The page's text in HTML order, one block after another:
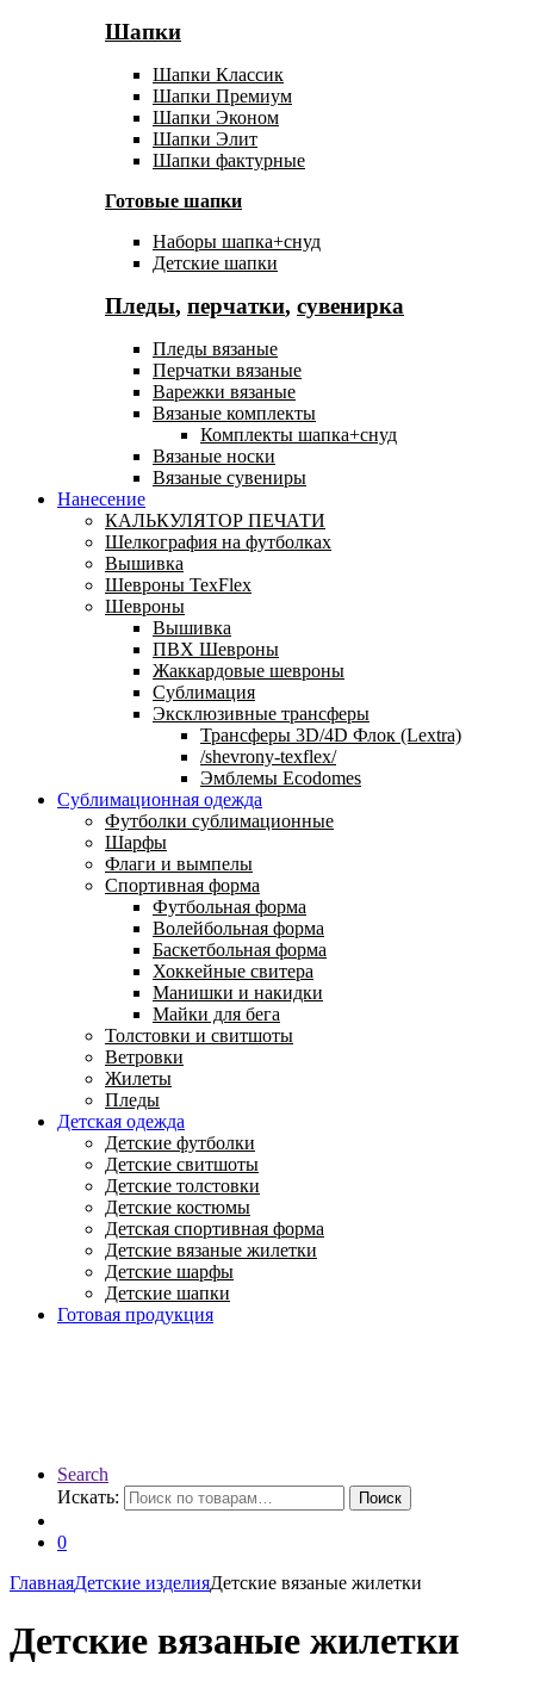
Шапки
Шапки Классик
Шапки Премиум
Шапки Эконом
Шапки Элит
Шапки фактурные
Готовые шапки
Наборы шапка+снуд
Детские шапки
Пледы, перчатки, сувенирка
Пледы вязаные
Перчатки вязаные
Варежки вязаные
Вязаные комплекты
Комплекты шапка+снуд
Вязаные носки
Вязаные сувениры
Нанесение
КАЛЬКУЛЯТОР ПЕЧАТИ
Шелкография на футболках
Вышивка
Шевроны TexFlex
Шевроны
Вышивка
ПВХ Шевроны
Жаккардовые шевроны
Сублимация
Эксклюзивные трансферы
Трансферы 3D/4D Флок (Lextra)
/shevrony-texflex/
Эмблемы Ecodomes
Сублимационная одежда
Футболки сублимационные
Шарфы
Флаги и вымпелы
Спортивная форма
Футбольная форма
Волейбольная форма
Баскетбольная форма
Хоккейные свитера
Манишки и накидки
Майки для бега
Толстовки и свитшоты
Ветровки
Жилеты
Пледы
Детская одежда
Детские футболки
Детские свитшоты
Детские толстовки
Детские костюмы
Детская спортивная форма
Детские вязаные жилетки
Детские шарфы
Детские шапки
Готовая продукция
Search
Искать:
Поиск
0
ГлавнаяДетские изделияДетские вязаные жилетки
Детские вязаные жилетки